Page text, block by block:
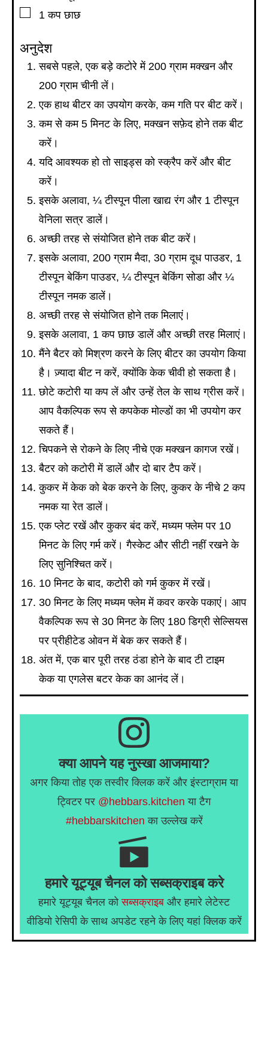
▢
1 कप छाछ
अनुदेश
सबसे पहले, एक बड़े कटोरे में 200 ग्राम मक्खन और
200 ग्राम चीनी लें।
एक हाथ बीटर का उपयोग करके, कम गति पर बीट करें।
कम से कम 5 मिनट के लिए, मक्खन सफ़ेद होने तक बीट
करें।
यदि आवश्यक हो तो साइड्स को स्क्रैप करें और बीट
करें।
इसके अलावा, ¼ टीस्पून पीला खाद्य रंग और 1 टीस्पून
वेनिला सत्र डालें।
अच्छी तरह से संयोजित होने तक बीट करें।
इसके अलावा, 200 ग्राम मैदा, 30 ग्राम दूध पाउडर, 1
टीस्पून बेकिंग पाउडर, ¼ टीस्पून बेकिंग सोडा और ¼
टीस्पून नमक डालें।
अच्छी तरह से संयोजित होने तक मिलाएं।
इसके अलावा, 1 कप छाछ डालें और अच्छी तरह मिलाएं।
मैंने बैटर को मिश्रण करने के लिए बीटर का उपयोग किया
है। ज़्यादा बीट न करें, क्योंकि केक चीवी हो सकता है।
छोटे कटोरी या कप लें और उन्हें तेल के साथ ग्रीस करें।
आप वैकल्पिक रूप से कपकेक मोल्डों का भी उपयोग कर
सकते हैं।
चिपकने से रोकने के लिए नीचे एक मक्खन कागज रखें।
बैटर को कटोरी में डालें और दो बार टैप करें।
कुकर में केक को बेक करने के लिए, कुकर के नीचे 2 कप
नमक या रेत डालें।
एक प्लेट रखें और कुकर बंद करें, मध्यम फ्लेम पर 10
मिनट के लिए गर्म करें। गैस्केट और सीटी नहीं रखने के
लिए सुनिश्चित करें।
10 मिनट के बाद, कटोरी को गर्म कुकर में रखें।
30 मिनट के लिए मध्यम फ्लेम में कवर करके पकाएं। आप
वैकल्पिक रूप से 30 मिनट के लिए 180 डिग्री सेल्सियस
पर प्रीहीटेड ओवन में बेक कर सकते हैं।
अंत में, एक बार पूरी तरह ठंडा होने के बाद टी टाइम
केक या एगलेस बटर केक का आनंद लें।
क्या आपने यह नुस्खा आजमाया?
अगर किया तोह एक तस्वीर क्लिक करें और इंस्टाग्राम या
ट्विटर पर @hebbars.kitchen या टैग
#hebbarskitchen का उल्लेख करें
हमारे यूट्यूब चैनल को सब्सक्राइब करे
हमारे यूट्यूब चैनल कोसब्सक्राइब और हमारे लेटेस्ट
वीडियो रेसिपी के साथ अपडेट रहने के लिए यहां क्लिक करें